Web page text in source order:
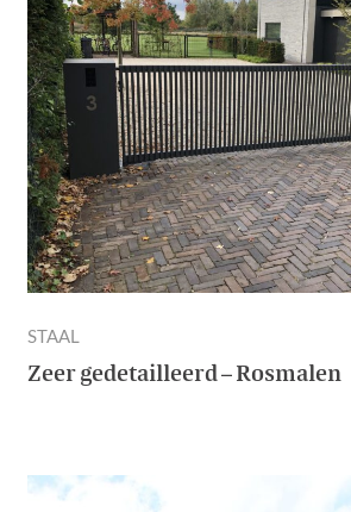
STAAL
Zeer gedetailleerd – Rosmalen